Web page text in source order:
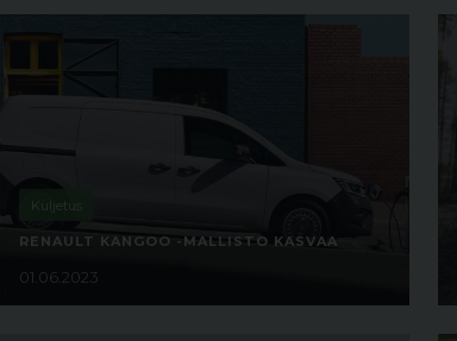
Kuljetus
RENAULT KANGOO -MALLISTO KASVAA
01.06.2023